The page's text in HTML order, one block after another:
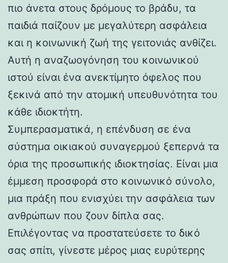
πιο άνετα στους δρόμους το βράδυ, τα
παιδιά παίζουν με μεγαλύτερη ασφάλεια
και η κοινωνική ζωή της γειτονιάς ανθίζει.
Αυτή η αναζωογόνηση του κοινωνικού
ιστού είναι ένα ανεκτίμητο όφελος που
ξεκινά από την ατομική υπευθυνότητα του
κάθε ιδιοκτήτη.
Συμπερασματικά, η επένδυση σε ένα
σύστημα οικιακού συναγερμού ξεπερνά τα
όρια της προσωπικής ιδιοκτησίας. Είναι μια
έμμεση προσφορά στο κοινωνικό σύνολο,
μια πράξη που ενισχύει την ασφάλεια των
ανθρώπων που ζουν δίπλα σας.
Επιλέγοντας να προστατεύσετε το δικό
σας σπίτι, γίνεστε μέρος μιας ευρύτερης